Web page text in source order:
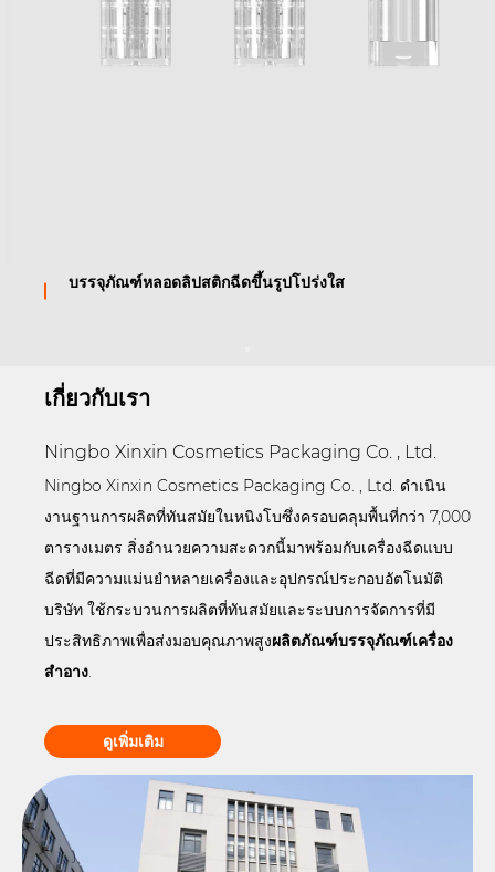
บรรจุภัณฑ์หลอดลิปสติกฉีดขึ้นรูปโปร่งใส
เกี่ยวกับเรา
Ningbo Xinxin Cosmetics Packaging Co. , Ltd.
Ningbo Xinxin Cosmetics Packaging Co. , Ltd. ดำเนิน
งานฐานการผลิตที่ทันสมัยในหนิงโบซึ่งครอบคลุมพื้นที่กว่า 7,000
ตารางเมตร สิ่งอำนวยความสะดวกนี้มาพร้อมกับเครื่องฉีดแบบ
ฉีดที่มีความแม่นยำหลายเครื่องและอุปกรณ์ประกอบอัตโนมัติ
บริษัท ใช้กระบวนการผลิตที่ทันสมัยและระบบการจัดการที่มี
ประสิทธิภาพเพื่อส่งมอบคุณภาพสูงผลิตภัณฑ์บรรจุภัณฑ์เครื่อง
สำอาง.
ดูเพิ่มเติม